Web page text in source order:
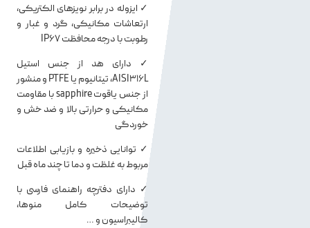
✓ ایزوله در برابر نویزهای الکتریکی،
ارتعاشات مکانیکی، گرد و غبار و
رطوبت با درجه محافظت IP67
✓ دارای هد از جنس استیل
AISI316L، تیتانیوم یا PTFE و منشور
از جنس یاقوت sapphire با مقاومت
مکانیکی و حرارتی بالا و ضد خش و
خوردگی
✓ توانایی ذخیره و بازیابی اطلاعات
مربوط به غلظت و دما تا چند ماه قبل
✓ دارای دفترچه راهنمای فارسی با
توضیحات کامل منوها،
کالیبراسیون و …